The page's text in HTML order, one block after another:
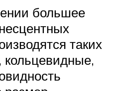
большее
таких
кольцевидные,